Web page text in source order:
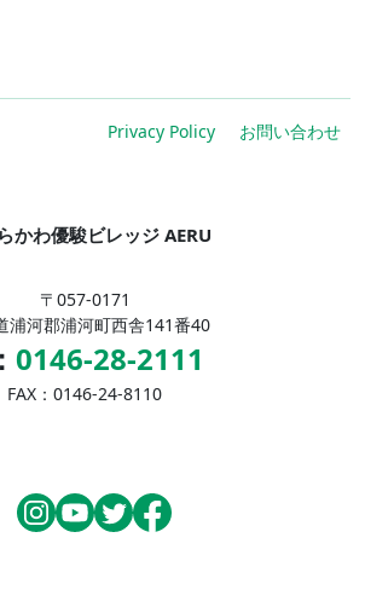
Privacy Policy お問い合わせ
かわ優駿ビレッジ AERU
〒057-0171
浦河郡浦河町西舎141番40
0146-28-2111
FAX：0146-24-8110